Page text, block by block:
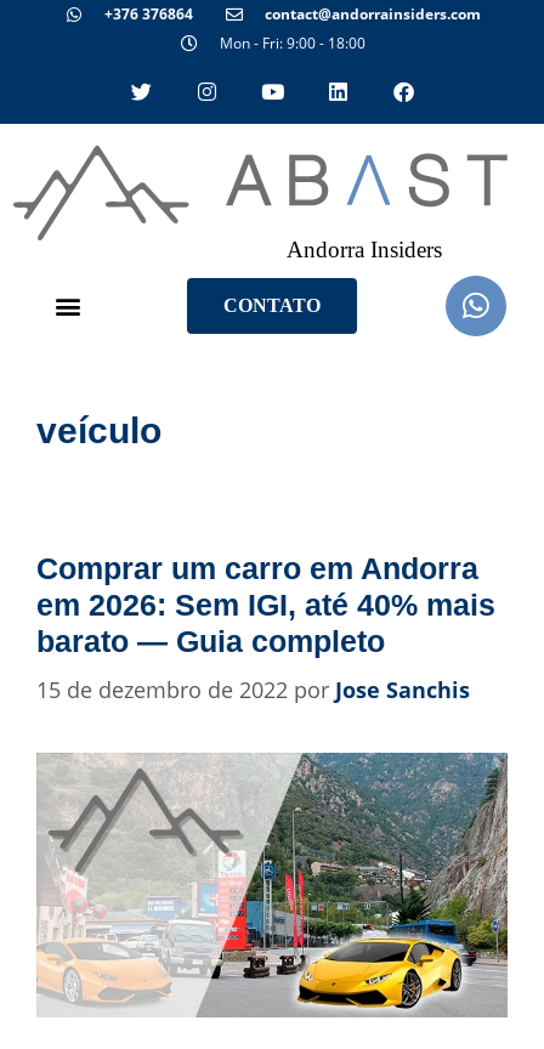
+376 376864
contact@andorrainsiders.com
Mon - Fri: 9:00 - 18:00
Andorra Insiders
CONTATO
veículo
Comprar um carro em Andorra
em 2026: Sem IGI, até 40% mais
barato — Guia completo
15 de dezembro de 2022 por Jose Sanchis